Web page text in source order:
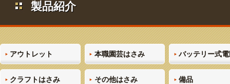
製品紹介
アウトレット 本職園芸はさみ バッテリー式
クラフトはさみ その他はさみ 備品